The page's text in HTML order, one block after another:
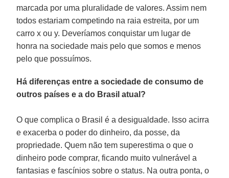
marcada por uma pluralidade de valores. Assim nem
todos estariam competindo na raia estreita, por um
carro x ou y. Deveríamos conquistar um lugar de
honra na sociedade mais pelo que somos e menos
pelo que possuímos.
Há diferenças entre a sociedade de consumo de
outros países e a do Brasil atual?
O que complica o Brasil é a desigualdade. Isso acirra
e exacerba o poder do dinheiro, da posse, da
propriedade. Quem não tem superestima o que o
dinheiro pode comprar, ficando muito vulnerável a
fantasias e fascínios sobre o status. Na outra ponta, o